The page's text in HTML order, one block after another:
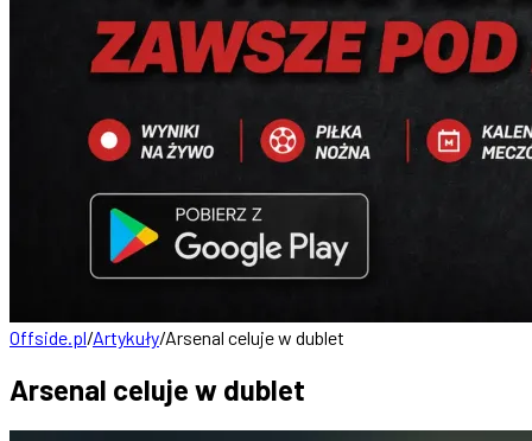
Offside.pl/Artykuły/Arsenal celuje w dublet
Arsenal celuje w dublet